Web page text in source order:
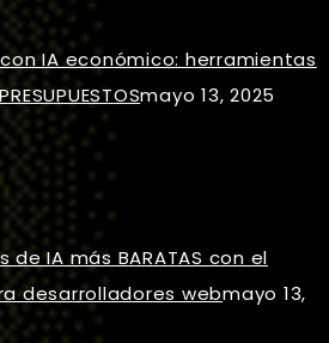
IA económico: herramientas
mayo 13, 2025
IA más BARATAS con el
desarrolladores webmayo 13,